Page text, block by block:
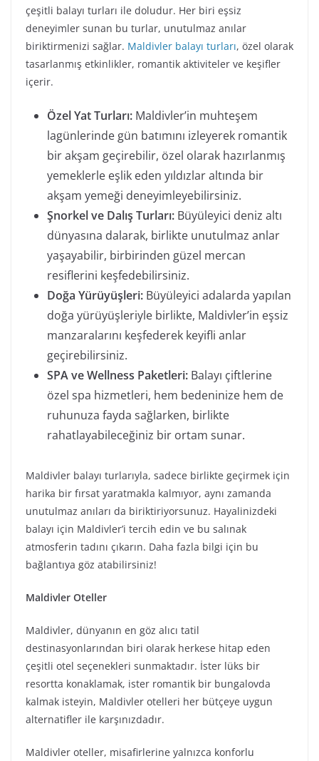
çeşitli balayı turları ile doludur. Her biri eşsiz
deneyimler sunan bu turlar, unutulmaz anılar
biriktirmenizi sağlar. Maldivler balayı turları, özel olarak
tasarlanmış etkinlikler, romantik aktiviteler ve keşifler
içerir.
Özel Yat Turları: Maldivler’in muhteşem
lagünlerinde gün batımını izleyerek romantik
bir akşam geçirebilir, özel olarak hazırlanmış
yemeklerle eşlik eden yıldızlar altında bir
akşam yemeği deneyimleyebilirsiniz.
Şnorkel ve Dalış Turları: Büyüleyici deniz altı
dünyasına dalarak, birlikte unutulmaz anlar
yaşayabilir, birbirinden güzel mercan
resiflerini keşfedebilirsiniz.
Doğa Yürüyüşleri: Büyüleyici adalarda yapılan
doğa yürüyüşleriyle birlikte, Maldivler’in eşsiz
manzaralarını keşfederek keyifli anlar
geçirebilirsiniz.
SPA ve Wellness Paketleri: Balayı çiftlerine
özel spa hizmetleri, hem bedeninize hem de
ruhunuza fayda sağlarken, birlikte
rahatlayabileceğiniz bir ortam sunar.
Maldivler balayı turlarıyla, sadece birlikte geçirmek için
harika bir fırsat yaratmakla kalmıyor, aynı zamanda
unutulmaz anıları da biriktiriyorsunuz. Hayalinizdeki
balayı için Maldivler’i tercih edin ve bu salınak
atmosferin tadını çıkarın. Daha fazla bilgi için bu
bağlantıya göz atabilirsiniz!
Maldivler Oteller
Maldivler, dünyanın en göz alıcı tatil
destinasyonlarından biri olarak herkese hitap eden
çeşitli otel seçenekleri sunmaktadır. İster lüks bir
resortta konaklamak, ister romantik bir bungalovda
kalmak isteyin, Maldivler otelleri her bütçeye uygun
alternatifler ile karşınızdadır.
Maldivler oteller, misafirlerine yalnızca konforlu